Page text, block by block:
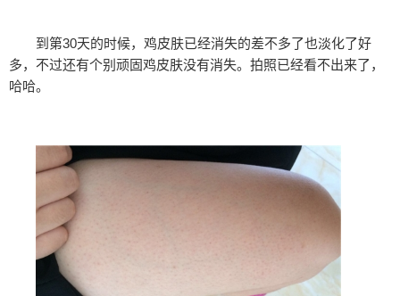
到第30天的时候，鸡皮肤已经消失的差不多了也淡化了好
多，不过还有个别顽固鸡皮肤没有消失。拍照已经看不出来了，
哈哈。